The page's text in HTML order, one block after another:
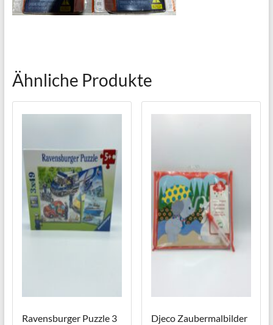
Ähnliche Produkte
Ravensburger Puzzle 3
Djeco Zaubermalbilder